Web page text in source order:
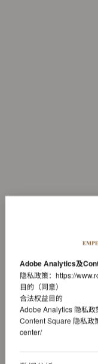
Adobe Analytics及
隐私政策： https://
目的（同意）
合法权益目的
Adobe Analytics 隐私政
Content Square 隐私政
center/